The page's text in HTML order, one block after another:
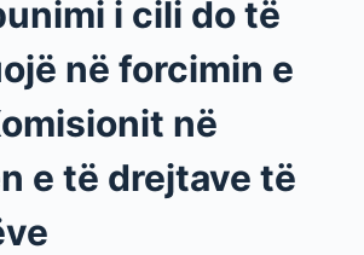
i cili do të
në forcimin e
në
e të drejtave të